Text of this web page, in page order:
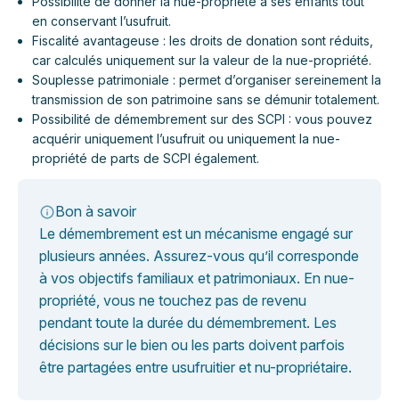
en conservant l’usufruit.
Fiscalité avantageuse : les droits de donation sont réduits,
car calculés uniquement sur la valeur de la nue-propriété.
Souplesse patrimoniale : permet d’organiser sereinement la
transmission de son patrimoine sans se démunir totalement.
Possibilité de démembrement sur des SCPI : vous pouvez
acquérir uniquement l’usufruit ou uniquement la nue-
propriété de parts de SCPI également.
Bon à savoir
Le démembrement est un mécanisme engagé sur
plusieurs années. Assurez-vous qu’il corresponde
à vos objectifs familiaux et patrimoniaux. En nue-
propriété, vous ne touchez pas de revenu
pendant toute la durée du démembrement. Les
décisions sur le bien ou les parts doivent parfois
être partagées entre usufruitier et nu-propriétaire.